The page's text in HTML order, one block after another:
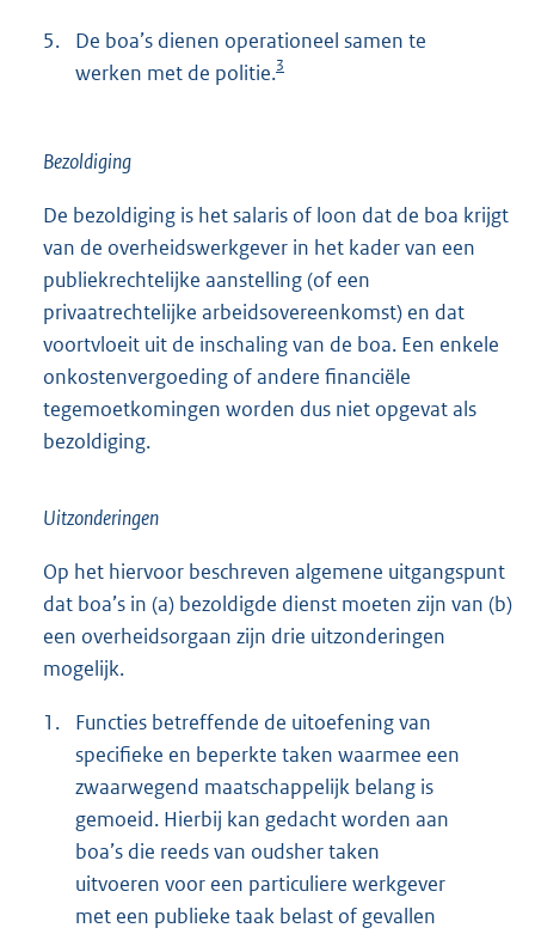
5.
De boa’s dienen operationeel samen te
werken met de politie.3
Bezoldiging
De bezoldiging is het salaris of loon dat de boa krijgt
van de overheidswerkgever in het kader van een
publiekrechtelijke aanstelling (of een
privaatrechtelijke arbeidsovereenkomst) en dat
voortvloeit uit de inschaling van de boa. Een enkele
onkostenvergoeding of andere financiële
tegemoetkomingen worden dus niet opgevat als
bezoldiging.
Uitzonderingen
Op het hiervoor beschreven algemene uitgangspunt
dat boa’s in (a) bezoldigde dienst moeten zijn van (b)
een overheidsorgaan zijn drie uitzonderingen
mogelijk.
1.
Functies betreffende de uitoefening van
specifieke en beperkte taken waarmee een
zwaarwegend maatschappelijk belang is
gemoeid. Hierbij kan gedacht worden aan
boa’s die reeds van oudsher taken
uitvoeren voor een particuliere werkgever
met een publieke taak belast of gevallen